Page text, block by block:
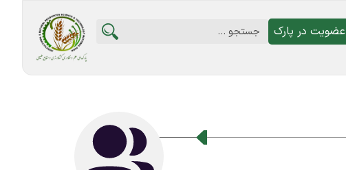
عضویت در پارک